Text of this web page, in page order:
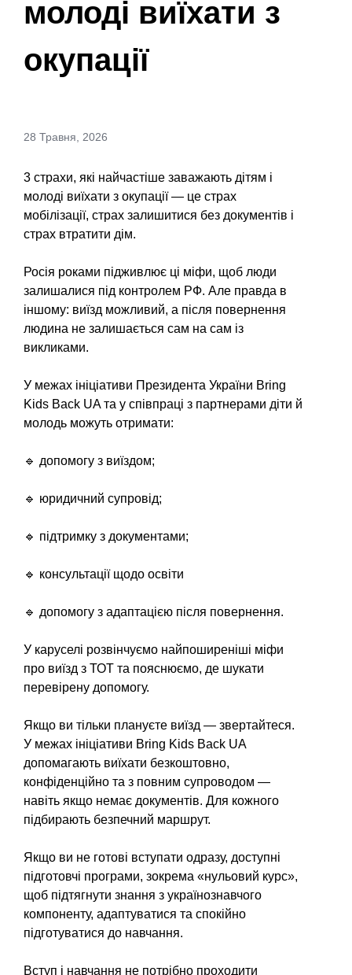
молоді виїхати з
окупації
28 Травня, 2026
3 страхи, які найчастіше заважають дітям і
молоді виїхати з окупації — це страх
мобілізації, страх залишитися без документів і
страх втратити дім.
Росія роками підживлює ці міфи, щоб люди
залишалися під контролем РФ. Але правда в
іншому: виїзд можливий, а після повернення
людина не залишається сам на сам із
викликами.
У межах ініціативи Президента України Bring
Kids Back UA та у співпраці з партнерами діти й
молодь можуть отримати:
🔹 допомогу з виїздом;
🔹 юридичний супровід;
🔹 підтримку з документами;
🔹 консультації щодо освіти
🔹 допомогу з адаптацією після повернення.
У каруселі розвінчуємо найпоширеніші міфи
про виїзд з ТОТ та пояснюємо, де шукати
перевірену допомогу.
Якщо ви тільки плануєте виїзд — звертайтеся.
У межах ініціативи Bring Kids Back UA
допомагають виїхати безкоштовно,
конфіденційно та з повним супроводом —
навіть якщо немає документів. Для кожного
підбирають безпечний маршрут.
Якщо ви не готові вступати одразу, доступні
підготовчі програми, зокрема «нульовий курс»,
щоб підтягнути знання з українознавчого
компоненту, адаптуватися та спокійно
підготуватися до навчання.
Вступ і навчання не потрібно проходити